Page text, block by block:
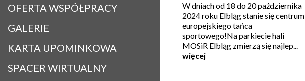
OFERTA WSPÓŁPRACY
GALERIE
KARTA UPOMINKOWA
SPACER WIRTUALNY
W dniach od 18 do 20 października
2024 roku Elbląg stanie się centrum
europejskiego tańca
sportowego!Na parkiecie hali
MOSiR Elbląg zmierzą się najlep...
więcej